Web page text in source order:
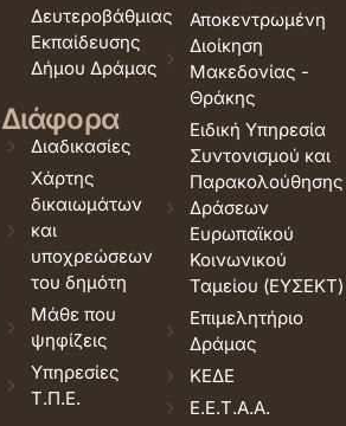
Δευτεροβάθμιας
Εκπαίδευσης
Δήμου Δράμας
Διάφορα
Διαδικασίες
Χάρτης
δικαιωμάτων
και
υποχρεώσεων
του δημότη
Μάθε που
ψηφίζεις
Υπηρεσίες
Τ.Π.Ε.
Αποκεντρωμένη
Διοίκηση
Μακεδονίας -
Θράκης
Ειδική Υπηρεσία
Συντονισμού και
Παρακολούθησης
Δράσεων
Ευρωπαϊκού
Κοινωνικού
Ταμείου (ΕΥΣΕΚΤ)
Επιμελητήριο
Δράμας
ΚΕΔΕ
Ε.Ε.Τ.Α.Α.